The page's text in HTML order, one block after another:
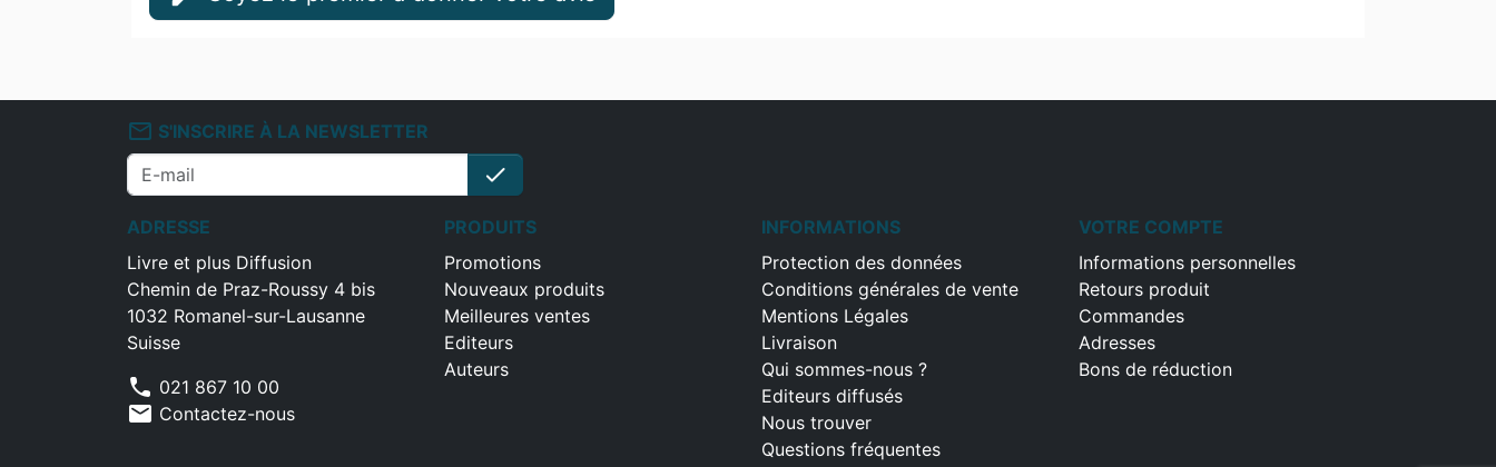
mail_outline S'INSCRIRE À LA NEWSLETTER
check
ADRESSE
Livre et plus Diffusion
Chemin de Praz-Roussy 4 bis
1032 Romanel-sur-Lausanne
Suisse
phone 021 867 10 00
mail Contactez-nous
PRODUITS
Promotions
Nouveaux produits
Meilleures ventes
Editeurs
Auteurs
INFORMATIONS
Protection des données
Conditions générales de vente
Mentions Légales
Livraison
Qui sommes-nous ?
Editeurs diffusés
Nous trouver
Questions fréquentes
VOTRE COMPTE
Informations personnelles
Retours produit
Commandes
Adresses
Bons de réduction